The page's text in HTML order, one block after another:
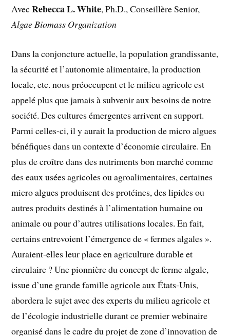
AvecRebecca L. White, Ph.D., Conseillère Senior,
Algae Biomass Organization
Dans la conjoncture actuelle, la population grandissante,
la sécurité et l’autonomie alimentaire, la production
locale, etc. nous préoccupent et le milieu agricole est
appelé plus que jamais à subvenir aux besoins de notre
société. Des cultures émergentes arrivent en support.
Parmi celles-ci, il y aurait la production de micro algues
bénéfiques dans un contexte d’économie circulaire. En
plus de croître dans des nutriments bon marché comme
des eaux usées agricoles ou agroalimentaires, certaines
micro algues produisent des protéines, des lipides ou
autres produits destinés à l’alimentation humaine ou
animale ou pour d’autres utilisations locales. En fait,
certains entrevoient l’émergence de « fermes algales ».
Auraient-elles leur place en agriculture durable et
circulaire ? Une pionnière du concept de ferme algale,
issue d’une grande famille agricole aux États-Unis,
abordera le sujet avec des experts du milieu agricole et
de l’écologie industrielle durant ce premier webinaire
organisé dans le cadre du projet de zone d’innovation de